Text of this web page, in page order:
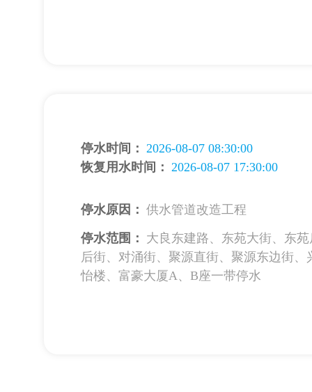
停水时间： 2026-08-07 08:30:00
恢复用水时间： 2026-08-07 17:30:00
停水原因： 供水管道改造工程
停水范围： 大良东建路、东苑大街、东
后街、对涌街、聚源直街、聚源东边街、
怡楼、富豪大厦A、B座一带停水